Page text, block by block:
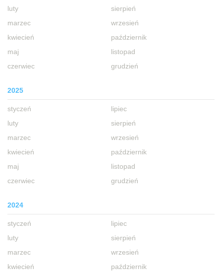
luty
marzec
kwiecień
maj
czerwiec
sierpień
wrzesień
październik
listopad
grudzień
2025
styczeń
luty
marzec
kwiecień
maj
czerwiec
lipiec
sierpień
wrzesień
październik
listopad
grudzień
2024
styczeń
luty
marzec
kwiecień
lipiec
sierpień
wrzesień
październik